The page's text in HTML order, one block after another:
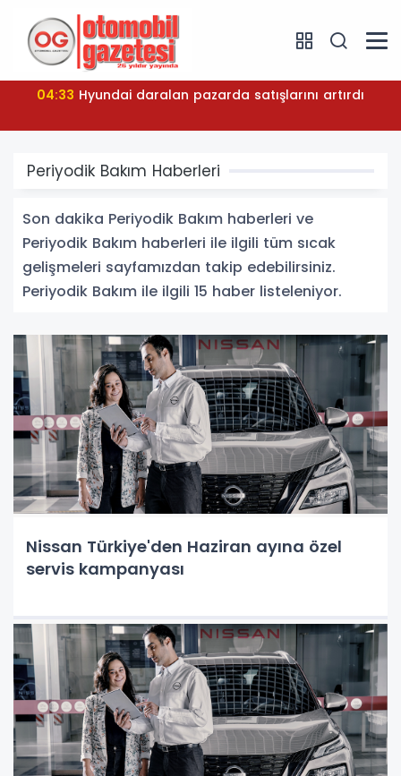
04:33 Hyundai daralan pazarda satışlarını artırdı
Periyodik Bakım Haberleri
Son dakika Periyodik Bakım haberleri ve
Periyodik Bakım haberleri ile ilgili tüm sıcak
gelişmeleri sayfamızdan takip edebilirsiniz.
Periyodik Bakım ile ilgili 15 haber listeleniyor.
Nissan Türkiye'den Haziran ayına özel
servis kampanyası